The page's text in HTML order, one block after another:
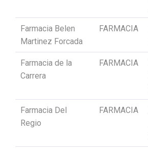
Farmacia Belen
Martinez Forcada
FARMACIA
Farmacia de la
Carrera
FARMACIA
Farmacia Del
Regio
FARMACIA